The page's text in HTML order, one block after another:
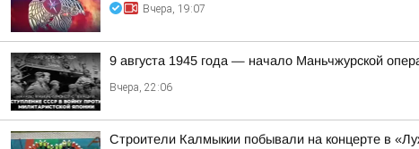
Вчера, 19:07
9 августа 1945 года — начало Маньчжурской
Вчера, 22:06
Строители Калмыкии побывали на концерте в